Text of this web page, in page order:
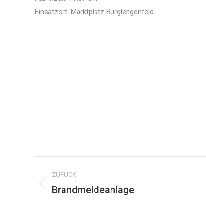
Einsatzort: Marktplatz Burglengenfeld
Kommentarnavigation
ZURÜCK
Vorheriger
Brandmeldeanlage